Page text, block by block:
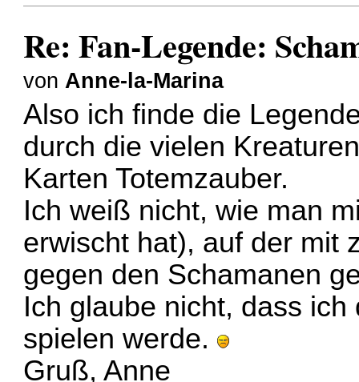
Re: Fan-Legende:
von Anne-la-Marina
Also ich finde die
durch die vielen
Karten Totemzauber.
Ich weiß nicht, wie man
erwischt hat), auf der mit
gegen den Schamanen
Ich glaube nicht, dass
spielen werde.
Gruß, Anne